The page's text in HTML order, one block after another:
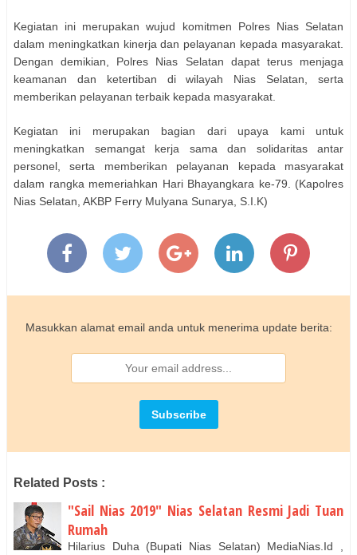
Kegiatan ini merupakan wujud komitmen Polres Nias Selatan
dalam meningkatkan kinerja dan pelayanan kepada masyarakat.
Dengan demikian, Polres Nias Selatan dapat terus menjaga
keamanan dan ketertiban di wilayah Nias Selatan, serta
memberikan pelayanan terbaik kepada masyarakat.
Kegiatan ini merupakan bagian dari upaya kami untuk
meningkatkan semangat kerja sama dan solidaritas antar
personel, serta memberikan pelayanan kepada masyarakat
dalam rangka memeriahkan Hari Bhayangkara ke-79. (Kapolres
Nias Selatan, AKBP Ferry Mulyana Sunarya, S.I.K)
Masukkan alamat email anda untuk menerima update berita:
Related Posts :
"Sail Nias 2019" Nias Selatan Resmi Jadi Tuan
Rumah
Hilarius Duha (Bupati Nias Selatan) MediaNias.Id ,